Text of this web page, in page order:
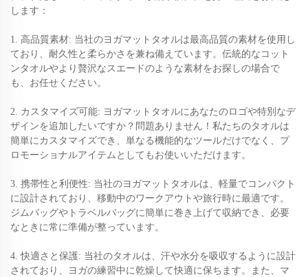
します：
1. 高品質素材: 当社のヨガマットタオルは最高品質の素材を使用し
ており、耐久性と柔らかさを兼ね備えています。伝統的なコット
ンタオルやより贅沢なスエードのような素材をお探しの場合で
も、お任せください。
2. カスタマイズ可能: ヨガマットタオルにあなたのロゴや特別なデ
ザインを追加したいですか？問題ありません！私たちのタオルは
簡単にカスタマイズでき、単なる機能的なツールだけでなく、プ
ロモーショナルアイテムとしてもお使いいただけます。
3. 携帯性と利便性: 当社のヨガマットタオルは、軽量でコンパクト
に設計されており、移動中のワークアウトや旅行時に最適です。
ジムバッグやトラベルバッグに簡単に巻き上げて収納でき、必要
なときに常に準備が整っています。
4. 快適さと保護: 当社のタオルは、汗や水分を吸収するように設計
されており、ヨガの練習中に乾燥して快適に保ちます。また、マ